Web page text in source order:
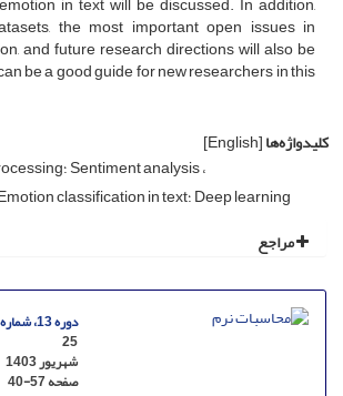
the most important open issues in
and future research directions will also be
be a good guide for new researchers in this
کلیدواژه‌ها[English]
Natural language processing؛ Sentiment analysis
Emotion detection؛ Emotion classification in text؛ Deep learning
مراجع
دوره 13، شماره 1 - شماره پیاپی 25
25
شهریور 1403
صفحه40-57